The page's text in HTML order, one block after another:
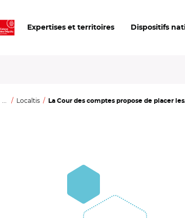
Expertises et territoires Dispositifs
... Localtis La Cour des comptes propose de placer